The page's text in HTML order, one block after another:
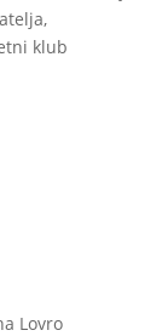
klub
Lovro